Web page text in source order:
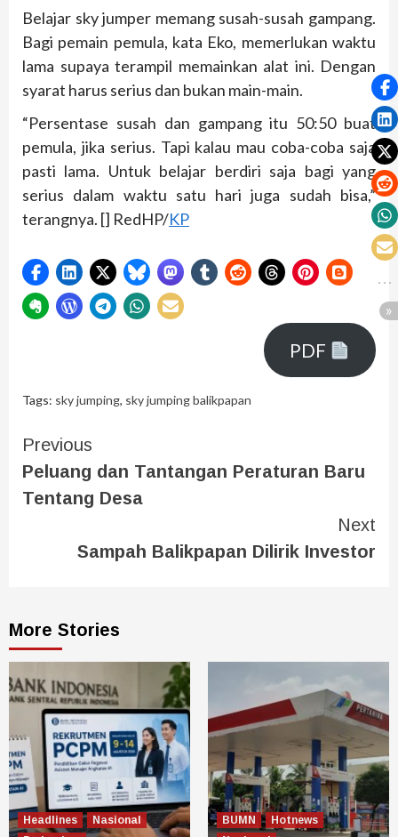
Belajar sky jumper memang susah-susah gampang.
Bagi pemain pemula, kata Eko, memerlukan waktu
lama supaya terampil memainkan alat ini. Dengan
syarat harus serius dan bukan main-main.
“Persentase susah dan gampang itu 50:50 buat
pemula, jika serius. Tapi kalau mau coba-coba saja
pasti lama. Untuk belajar berdiri saja bagi yang
serius dalam waktu satu hari juga sudah bisa,”
terangnya. [] RedHP/KP
PDF
Tags: sky jumping, sky jumping balikpapan
Previous
Peluang dan Tantangan Peraturan Baru
Tentang Desa
Next
Sampah Balikpapan Dilirik Investor
More Stories
Headlines
Nasional
BUMN
Hotnews